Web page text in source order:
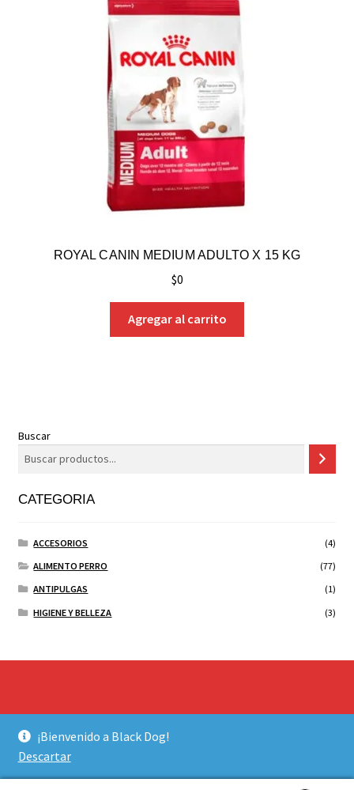
¡Bienvenido a Black Dog!
Descartar
ROYAL CANIN MEDIUM ADULTO X 15 KG
$0
Agregar al carrito
Buscar
CATEGORIA
ACCESORIOS
(4)
ALIMENTO PERRO
(77)
ANTIPULGAS
(1)
HIGIENE Y BELLEZA
(3)
Construido con WooCommerce